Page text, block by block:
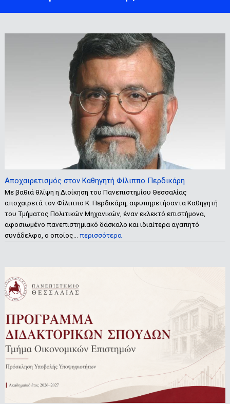
Αποχαιρετισμός στον Καθηγητή Φίλιππο Περδικάρη
Με βαθιά θλίψη η Διοίκηση του Πανεπιστημίου Θεσσαλίας
αποχαιρετά τον Φίλιππο Κ. Περδικάρη, αφυπηρετήσαντα Καθηγητή
του Τμήματος Πολιτικών Μηχανικών, έναν εκλεκτό επιστήμονα,
αφοσιωμένο πανεπιστημιακό δάσκαλο και ιδιαίτερα αγαπητό
συνάδελφο, ο οποίος… περισσότερα